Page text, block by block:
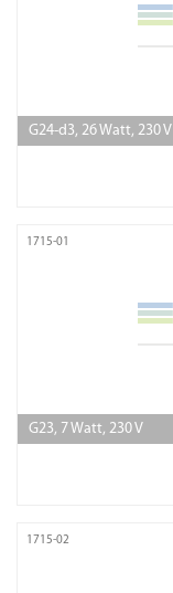
G24-d3, 26 Watt, 230 V
1715-01
G23, 7 Watt, 230 V
1715-02